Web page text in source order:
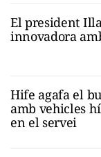
El president
innovadora
Hife agafa el
amb vehicles
en el servei